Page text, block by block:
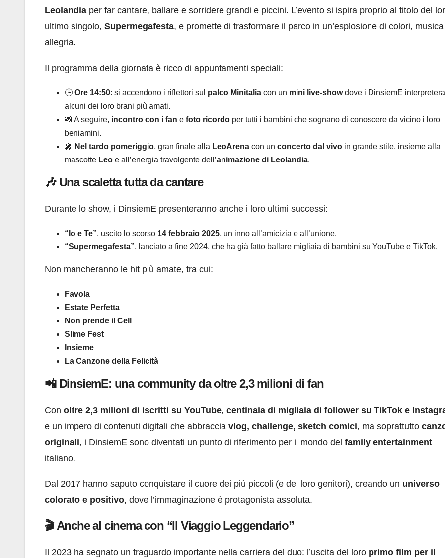
Leolandia per far cantare, ballare e sorridere grandi e piccini. L’evento si ispira proprio al titolo del
ultimo singolo, Supermegafesta, e promette di trasformare il parco in un’esplosione di colori,
allegria.
Il programma della giornata è ricco di appuntamenti speciali:
🕒 Ore 14:50: si accendono i riflettori sul palco Minitalia con un mini live-showdove i DinsiemE
alcuni dei loro brani più amati.
📸 A seguire, incontro con i fan e foto ricordo per tutti i bambini che sognano di conoscere da vicino i loro
beniamini.
🎤 Nel tardo pomeriggio, gran finale alla LeoArena con un concerto dal vivo in grande stile, insieme alla
mascotte Leo e all’energia travolgente dell’animazione di Leolandia.
🎶 Una scaletta tutta da cantare
Durante lo show, i DinsiemE presenteranno anche i loro ultimi successi:
“Io e Te”, uscito lo scorso 14 febbraio 2025, un inno all’amicizia e all’unione.
“Supermegafesta”, lanciato a fine 2024, che ha già fatto ballare migliaia di bambini su YouTube e TikTok.
Non mancheranno le hit più amate, tra cui:
Favola
Estate Perfetta
Non prende il Cell
Slime Fest
Insieme
La Canzone della Felicità
📲 DinsiemE: una community da oltre 2,3 milioni di fan
Con oltre 2,3 milioni di iscritti su YouTube, centinaia di migliaia di follower su TikTok e
e un impero di contenuti digitali che abbraccia vlog, challenge, sketch comici, ma soprattutto
originali, i DinsiemE sono diventati un punto di riferimento per il mondo del family entertainment
italiano.
Dal 2017 hanno saputo conquistare il cuore dei più piccoli (e dei loro genitori), creando un universo
colorato e positivo, dove l’immaginazione è protagonista assoluta.
🎬 Anche al cinema con “Il Viaggio Leggendario”
Il 2023 ha segnato un traguardo importante nella carriera del duo: l’uscita del loro primo film per il